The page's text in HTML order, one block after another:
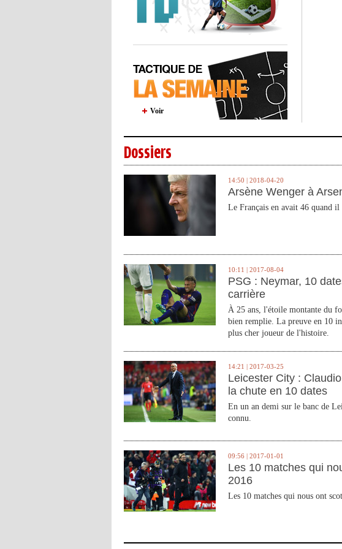
Voir
Dossiers
14:50 | 2018-04-20
Arsène Wenger à
Le Français en avait 46 quand
10:11 | 2017-08-04
PSG : Neymar, 10
carrière
À 25 ans, l'étoile montante du
bien remplie. La preuve en 10
plus cher joueur de l'histoire.
14:21 | 2017-03-25
Leicester City :
la chute en 10 dates
En un an demi sur le banc de
connu.
09:56 | 2017-01-01
Les 10 matches qui
2016
Les 10 matches qui nous ont